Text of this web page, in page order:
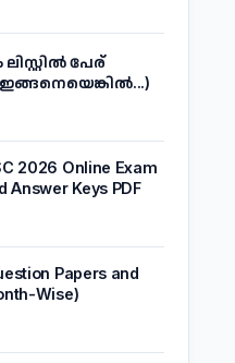
പേര്
2026 Online Exam
Answer Keys PDF
Papers and
Wise)